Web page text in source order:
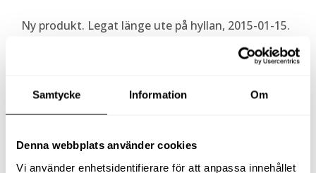
Samtycke Information Om
Denna webbplats använder cookies
Vi använder enhetsidentifierare för att anpassa innehållet
Ny produkt. Legat länge ute på hyllan, 2015-01-15.
Ring in eller maila ett bud, ifall ni är intresserad.
Relaterade produkter